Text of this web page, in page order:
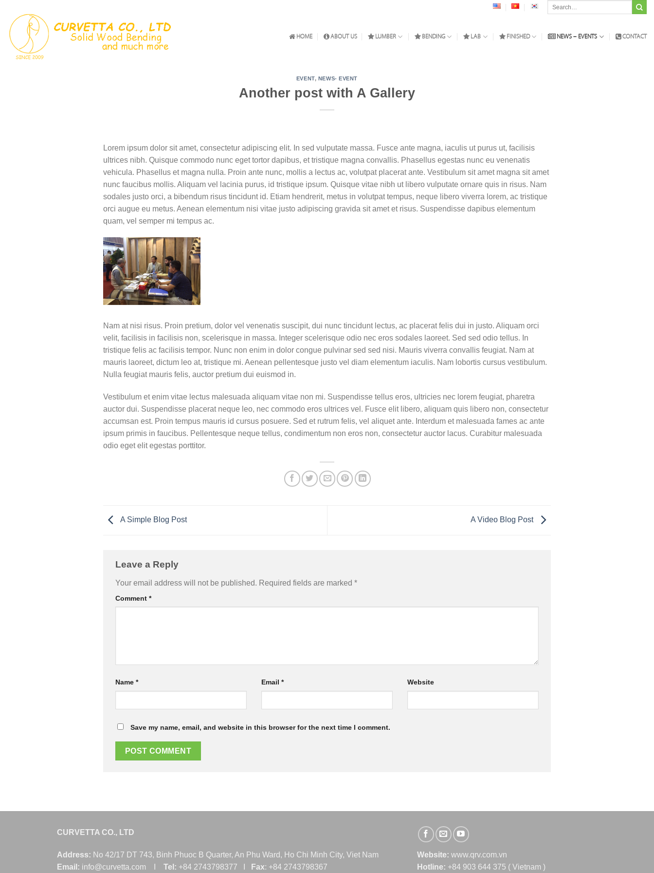
content
HOME ABOUT US LUMBER BENDING LAB FINISHED NEWS – EVENTS CONTACT
EVENT, NEWS- EVENT
Another post with A Gallery
Lorem ipsum dolor sit amet, consectetur adipiscing elit. In sed vulputate massa. Fusce ante magna, iaculis ut purus ut, facilisis
ultrices nibh. Quisque commodo nunc eget tortor dapibus, et tristique magna convallis. Phasellus egestas nunc eu venenatis
vehicula. Phasellus et magna nulla. Proin ante nunc, mollis a lectus ac, volutpat placerat ante. Vestibulum sit amet magna sit amet
nunc faucibus mollis. Aliquam vel lacinia purus, id tristique ipsum. Quisque vitae nibh ut libero vulputate ornare quis in risus. Nam
sodales justo orci, a bibendum risus tincidunt id. Etiam hendrerit, metus in volutpat tempus, neque libero viverra lorem, ac tristique
orci augue eu metus. Aenean elementum nisi vitae justo adipiscing gravida sit amet et risus. Suspendisse dapibus elementum
quam, vel semper mi tempus ac.
Nam at nisi risus. Proin pretium, dolor vel venenatis suscipit, dui nunc tincidunt lectus, ac placerat felis dui in justo. Aliquam orci
velit, facilisis in facilisis non, scelerisque in massa. Integer scelerisque odio nec eros sodales laoreet. Sed sed odio tellus. In
tristique felis ac facilisis tempor. Nunc non enim in dolor congue pulvinar sed sed nisi. Mauris viverra convallis feugiat. Nam at
mauris laoreet, dictum leo at, tristique mi. Aenean pellentesque justo vel diam elementum iaculis. Nam lobortis cursus vestibulum.
Nulla feugiat mauris felis, auctor pretium dui euismod in.
Vestibulum et enim vitae lectus malesuada aliquam vitae non mi. Suspendisse tellus eros, ultricies nec lorem feugiat, pharetra
auctor dui. Suspendisse placerat neque leo, nec commodo eros ultrices vel. Fusce elit libero, aliquam quis libero non, consectetur
accumsan est. Proin tempus mauris id cursus posuere. Sed et rutrum felis, vel aliquet ante. Interdum et malesuada fames ac ante
ipsum primis in faucibus. Pellentesque neque tellus, condimentum non eros non, consectetur auctor lacus. Curabitur malesuada
odio eget elit egestas porttitor.
A Simple Blog Post A Video Blog Post
Leave a Reply
Your email address will not be published. Required fields are marked *
Comment *
Name * Email * Website
Save my name, email, and website in this browser for the next time I comment.
CURVETTA CO., LTD
Address: No 42/17 DT 743, Binh Phuoc B Quarter, An Phu Ward, Ho Chi Minh City, Viet Nam
Email: info@curvetta.com I Tel: +84 2743798377 I Fax: +84 2743798367
Website: www.qrv.com.vn
Hotline: +84 903 644 375 ( Vietnam )